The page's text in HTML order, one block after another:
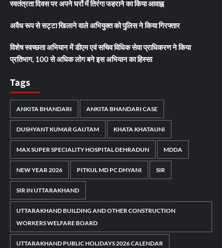
स्वतंत्रता दिवस पर अपने घरों में तिरंगा फहराने का किया आवाह्न
अवैध रूप से सट्टा खिलाने वाले अभियुक्त को पुलिस ने किया गिरफ्तार
विशेष स्वच्छता अभियान में डीएम एवं सचिव विधिक सेवा प्राधिकरण ने किया
प्रतिभाग, 100 से अधिक लोग बने इस अभियान का हिस्सा
Tags
ANKITA BHANDARI ANKITA BHANDARI CASE
DUSHYANT KUMAR GAUTAM KHATA KHATAUNI
MAX SUPER SPECIALITY HOSPITAL DEHRADUN MDDA
NEW YEAR 2026 PITKUL MD PC DHYANI SIR
SIR IN UTTARAKHAND
UTTARAKHAND BUILDING AND OTHER CONSTRUCTION
WORKERS WELFARE BOARD
UTTARAKHAND PUBLIC HOLIDAYS 2026 CALENDAR